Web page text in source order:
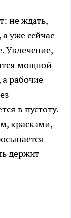
не ждать,
а уже сейчас
Увлечение,
мощной
рабочие
в пустоту.
красками,
держит